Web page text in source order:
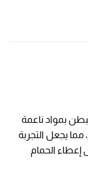
بمواد ناعمة
مما يجعل التجربة
إعطاء الحمام